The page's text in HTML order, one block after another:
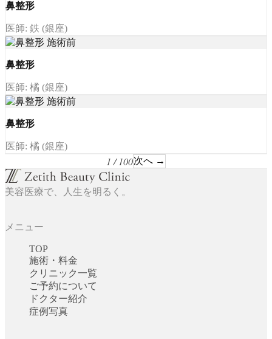
鼻整形
医師: 鉄 (銀座)
鼻整形
医師: 橘 (銀座)
鼻整形
医師: 橘 (銀座)
1 / 100次へ →
美容医療で、人生を明るく。
メニュー
TOP
施術・料金
クリニック一覧
ご予約について
ドクター紹介
症例写真